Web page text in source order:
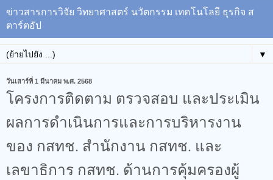
ข่าวสารการวิจัย วิทยาศาสตร์ นวัตกรรม เทคโนโลยี ธุรกิจ ส
ตาร์ตอัป
▼
วันเสาร์ที่ 1 มีนาคม พ.ศ. 2568
โครงการติดตาม ตรวจสอบ และประเมิน
ผลการดำเนินการและการบริหารงาน
ของ กสทช. สำนักงาน กสทช. และ
เลขาธิการ กสทช. ด้านการคุ้มครองผู้